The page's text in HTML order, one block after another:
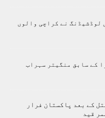
لوڈشیڈنگ نے کراچی والوں
کے سابق منگیتر سہراب
کے بعد پاکستان فرار
قید